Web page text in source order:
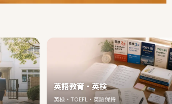
英語教育・英検
英検・TOEFL・英語保持